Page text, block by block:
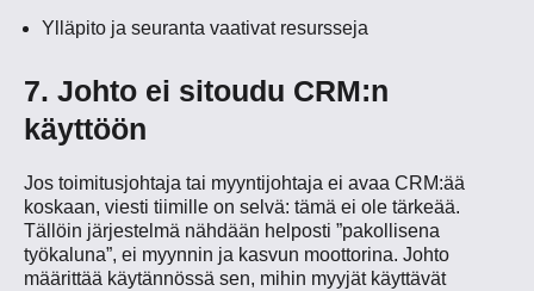
Ylläpito ja seuranta vaativat resursseja
7. Johto ei sitoudu CRM:n
käyttöön
Jos toimitusjohtaja tai myyntijohtaja ei avaa CRM:ää
koskaan, viesti tiimille on selvä: tämä ei ole tärkeää.
Tällöin järjestelmä nähdään helposti ”pakollisena
työkaluna”, ei myynnin ja kasvun moottorina. Johto
määrittää käytännössä sen, mihin myyjät käyttävät